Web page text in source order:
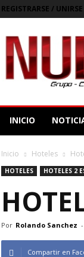
REGISTRARSE / UNIRSE
Bienvenidos
Nubes
Magazine
de
Argentina
INICIO
Inicio Hoteles
HOTELES HOTELES 2
Por Rolando Sanchez -
Compartir en